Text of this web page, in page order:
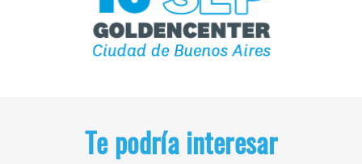
Te podría interesar